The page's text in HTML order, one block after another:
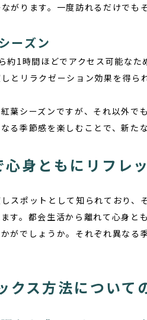
がります。一度訪れるだけでも
ーズン
1時間ほどでアクセス可能なた
とリラクゼーション効果を得ら
葉シーズンですが、それ以外で
る季節感を楽しむことで、新た
身ともにリフレ
スポットとして知られており、
す。都会生活から離れて心身と
がでしょうか。それぞれ異なる
クス方法について